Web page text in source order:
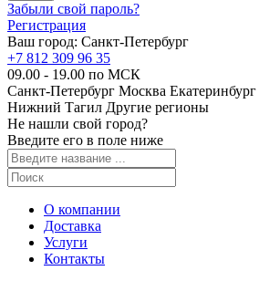
Забыли свой пароль?
Регистрация
Ваш город: Санкт-Петербург
+7 812 309 96 35
09.00 - 19.00 по МСК
Санкт-Петербург Москва Екатеринбург
Нижний Тагил Другие регионы
Не нашли свой город?
Введите его в поле ниже
О компании
Доставка
Услуги
Контакты